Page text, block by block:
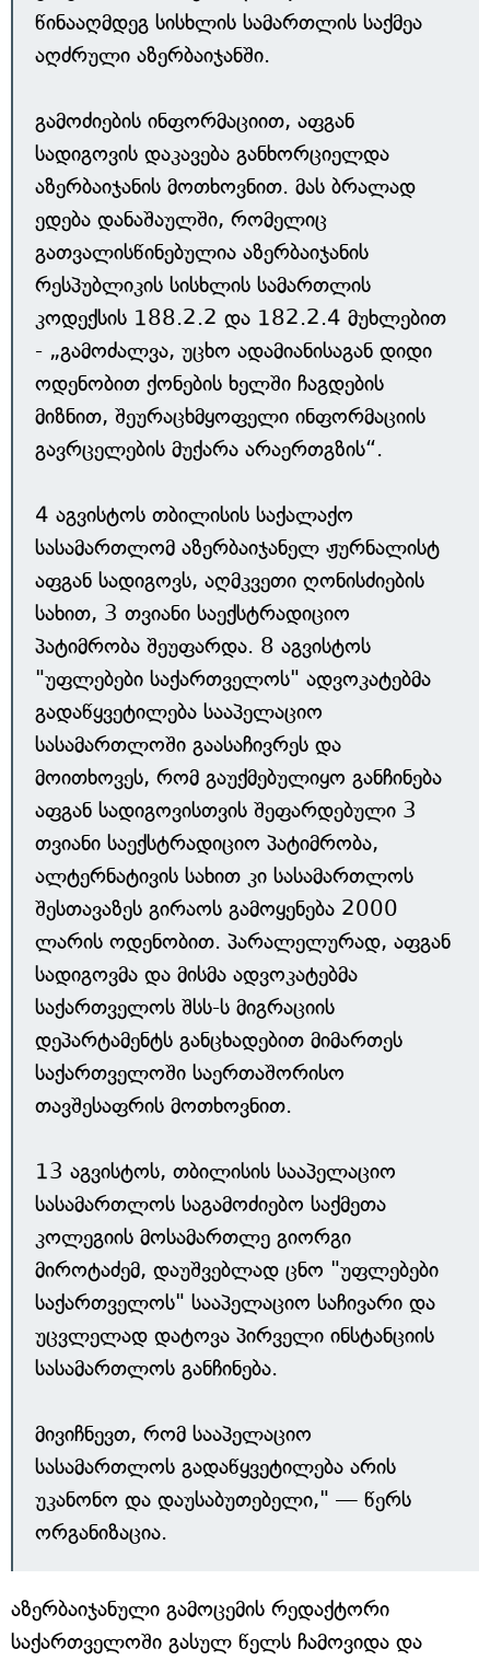
წინააღმდეგ სისხლის სამართლის საქმეა
აღძრული აზერბაიჯანში.
გამოძიების ინფორმაციით, აფგან
სადიგოვის დაკავება განხორციელდა
აზერბაიჯანის მოთხოვნით. მას ბრალად
ედება დანაშაულში, რომელიც
გათვალისწინებულია აზერბაიჯანის
რესპუბლიკის სისხლის სამართლის
კოდექსის 188.2.2 და 182.2.4 მუხლებით
- „გამოძალვა, უცხო ადამიანისაგან დიდი
ოდენობით ქონების ხელში ჩაგდების
მიზნით, შეურაცხმყოფელი ინფორმაციის
გავრცელების მუქარა არაერთგზის“.
4 აგვისტოს თბილისის საქალაქო
სასამართლომ აზერბაიჯანელ ჟურნალისტ
აფგან სადიგოვს, აღმკვეთი ღონისძიების
სახით, 3 თვიანი საექსტრადიციო
პატიმრობა შეუფარდა. 8 აგვისტოს
"უფლებები საქართველოს" ადვოკატებმა
გადაწყვეტილება სააპელაციო
სასამართლოში გაასაჩივრეს და
მოითხოვეს, რომ გაუქმებულიყო განჩინება
აფგან სადიგოვისთვის შეფარდებული 3
თვიანი საექსტრადიციო პატიმრობა,
ალტერნატივის სახით კი სასამართლოს
შესთავაზეს გირაოს გამოყენება 2000
ლარის ოდენობით. პარალელურად, აფგან
სადიგოვმა და მისმა ადვოკატებმა
საქართველოს შსს-ს მიგრაციის
დეპარტამენტს განცხადებით მიმართეს
საქართველოში საერთაშორისო
თავშესაფრის მოთხოვნით.
13 აგვისტოს, თბილისის სააპელაციო
სასამართლოს საგამოძიებო საქმეთა
კოლეგიის მოსამართლე გიორგი
მიროტაძემ, დაუშვებლად ცნო "უფლებები
საქართველოს" სააპელაციო საჩივარი და
უცვლელად დატოვა პირველი ინსტანციის
სასამართლოს განჩინება.
მივიჩნევთ, რომ სააპელაციო
სასამართლოს გადაწყვეტილება არის
უკანონო და დაუსაბუთებელი," — წერს
ორგანიზაცია.
აზერბაიჯანული გამოცემის რედაქტორი
საქართველოში გასულ წელს ჩამოვიდა და